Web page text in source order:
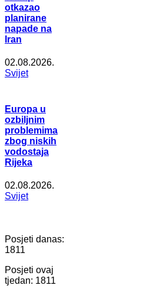
otkazao
planirane
napade na
Iran
02.08.2026.
Svijet
Europa u
ozbiljnim
problemima
zbog niskih
vodostaja
Rijeka
02.08.2026.
Svijet
Posjeti danas:
1811
Posjeti ovaj
tjedan: 1811